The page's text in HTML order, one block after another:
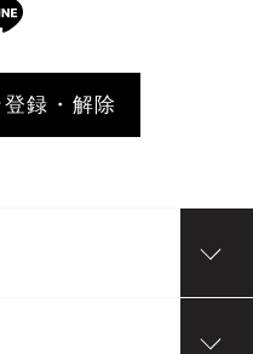
録・解除